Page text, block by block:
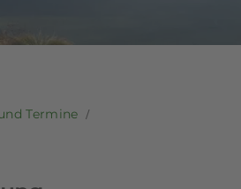
Termine